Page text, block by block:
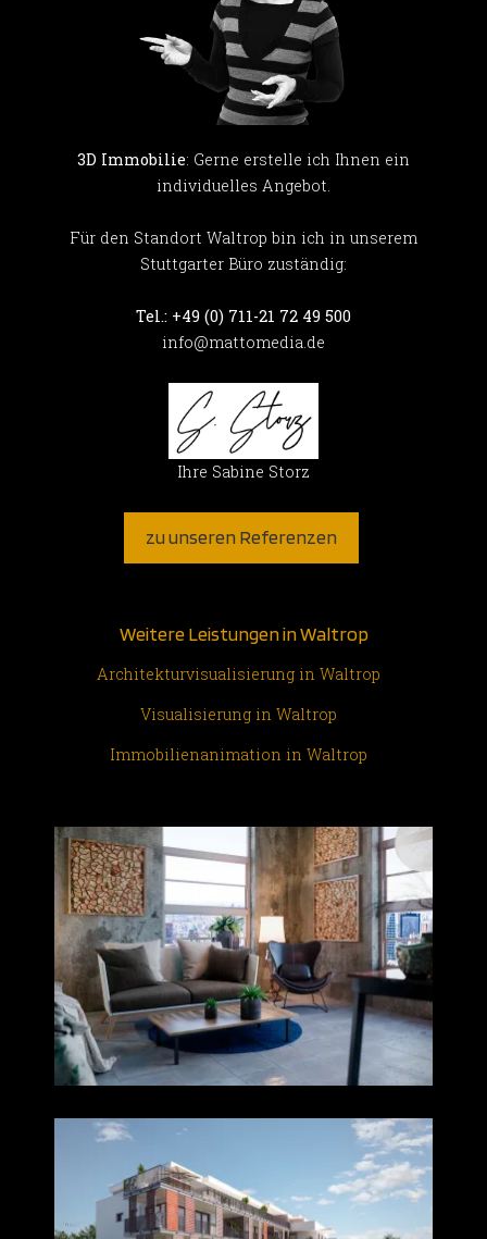
3D Immobilie: Gerne erstelle ich Ihnen ein
individuelles Angebot.
Für den Standort Waltrop bin ich in unserem
Stuttgarter Büro zuständig:
Tel.: +49 (0) 711-21 72 49 500
info@mattomedia.de
Ihre Sabine Storz
zu unseren Referenzen
Weitere Leistungen in Waltrop
Architekturvisualisierung in Waltrop
Visualisierung in Waltrop
Immobilienanimation in Waltrop